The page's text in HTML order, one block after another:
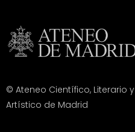
© Ateneo Científico, Literario y
Artístico de Madrid